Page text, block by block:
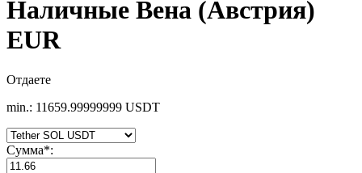
Наличные Вена (Австрия)
EUR
Отдаете
min.: 11659.99999999 USDT
Сумма*: